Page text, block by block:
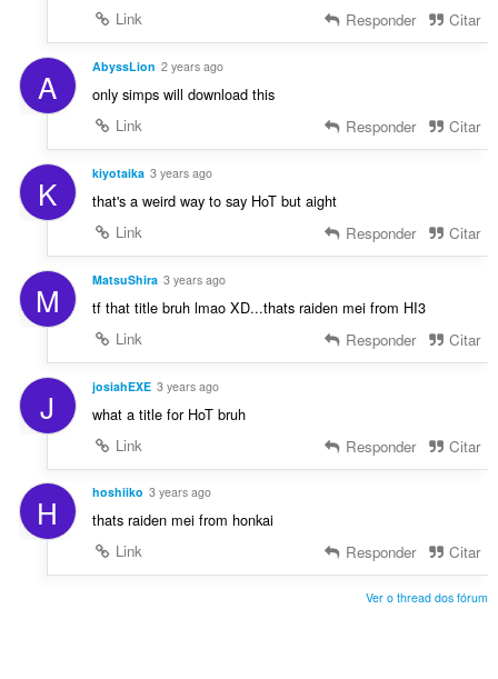
Link
Responder Citar
A AbyssLion 2 years ago
only simps will download this
Link
Responder Citar
K kiyotaika 3 years ago
that's a weird way to say HoT but aight
Link
Responder Citar
M MatsuShira 3 years ago
tf that title bruh lmao XD...thats raiden mei from HI3
Link
Responder Citar
J josiahEXE 3 years ago
what a title for HoT bruh
Link
Responder Citar
H hoshiiko 3 years ago
thats raiden mei from honkai
Link
Responder Citar
Ver o thread dos fórum